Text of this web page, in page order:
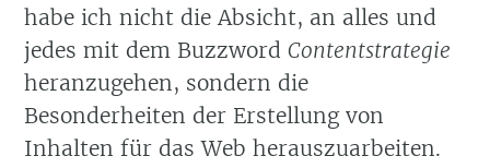
habe ich nicht die Absicht, an alles und
jedes mit dem BuzzwordContentstrategie
heranzugehen, sondern die
Besonderheiten der Erstellung von
Inhalten für das Web herauszuarbeiten.